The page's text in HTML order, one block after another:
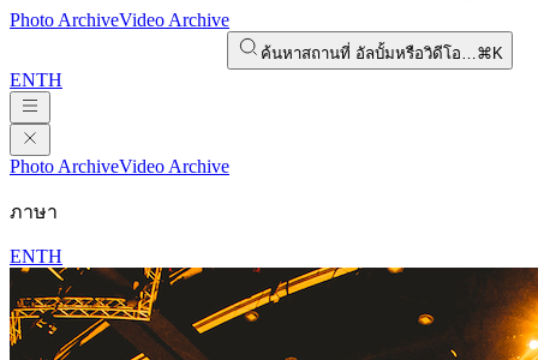
Photo ArchiveVideo Archive
ค้นหาสถานที่ อัลบั้มหรือวิดีโอ…⌘K
ENTH
Photo ArchiveVideo Archive
ภาษา
ENTH